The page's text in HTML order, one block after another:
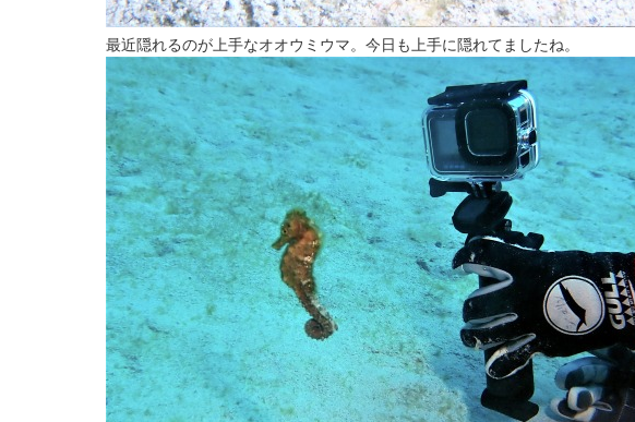
最近隠れるのが上手なオオウミウマ。今日も上手に隠れてましたね。